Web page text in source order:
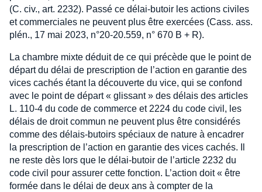
(C. civ., art. 2232). Passé ce délai-butoir les actions civiles
et commerciales ne peuvent plus être exercées (Cass. ass.
plén., 17 mai 2023, n°20-20.559, n° 670 B + R).
La chambre mixte déduit de ce qui précède que le point de
départ du délai de prescription de l’action en garantie des
vices cachés étant la découverte du vice, qui se confond
avec le point de départ « glissant » des délais des articles
L. 110-4 du code de commerce et 2224 du code civil, les
délais de droit commun ne peuvent plus être considérés
comme des délais-butoirs spéciaux de nature à encadrer
la prescription de l’action en garantie des vices cachés. Il
ne reste dès lors que le délai-butoir de l’article 2232 du
code civil pour assurer cette fonction. L’action doit « être
formée dans le délai de deux ans à compter de la